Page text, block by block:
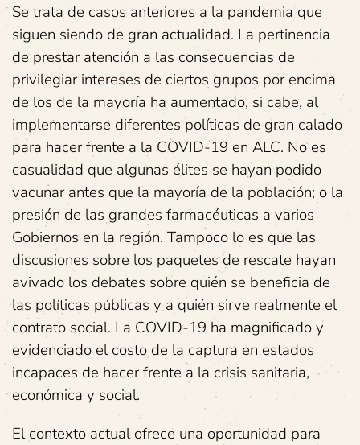
Se trata de casos anteriores a la pandemia que
siguen siendo de gran actualidad. La pertinencia
de prestar atención a las consecuencias de
privilegiar intereses de ciertos grupos por encima
de los de la mayoría ha aumentado, si cabe, al
implementarse diferentes políticas de gran calado
para hacer frente a la COVID-19 en ALC. No es
casualidad que algunas élites se hayan podido
vacunar antes que la mayoría de la población; o la
presión de las grandes farmacéuticas a varios
Gobiernos en la región. Tampoco lo es que las
discusiones sobre los paquetes de rescate hayan
avivado los debates sobre quién se beneficia de
las políticas públicas y a quién sirve realmente el
contrato social. La COVID-19 ha magnificado y
evidenciado el costo de la captura en estados
incapaces de hacer frente a la crisis sanitaria,
económica y social.
El contexto actual ofrece una oportunidad para